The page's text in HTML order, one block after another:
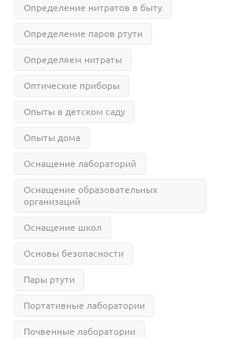
Определение нитратов в быту
Определение паров ртути
Определяем нитраты
Оптические приборы
Опыты в детском саду
Опыты дома
Оснащение лабораторий
Оснащение образовательных
организаций
Оснащение школ
Основы безопасности
Пары ртути
Портативные лаборатории
Почвенные лаборатории